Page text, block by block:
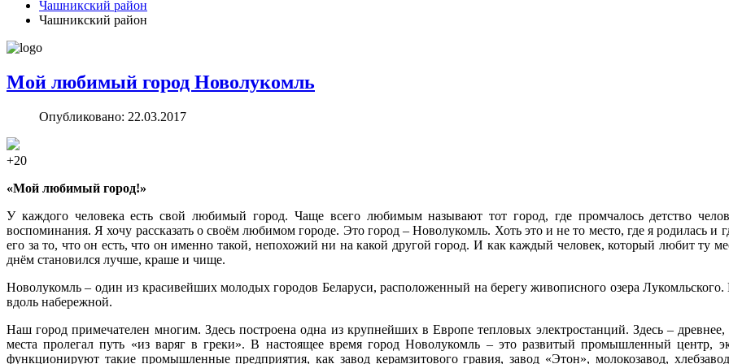
Чашникский район
Чашникский район
Мой любимый город Новолукомль
Опубликовано: 22.03.2017
+20
«Мой любимый город!»
У каждого человека есть свой любимый город. Чаще всего любимым называют тот город, где промчалось детство
воспоминания. Я хочу рассказать о своём любимом городе. Это город – Новолукомль. Хоть это и не то место, где я родилась
его за то, что он есть, что он именно такой, непохожий ни на какой другой город. И как каждый человек, который любит ту
днём становился лучше, краше и чище.
Новолукомль – один из красивейших молодых городов Беларуси, расположенный на берегу живописного озера Лукомльского.
вдоль набережной.
Наш город примечателен многим. Здесь построена одна из крупнейших в Европе тепловых электростанций. Здесь –
места пролегал путь «из варяг в греки». В настоящее время город Новолукомль – это развитый промышленный центр,
функционируют такие промышленные предприятия, как завод керамзитового гравия, завод «Этон», молокозавод,